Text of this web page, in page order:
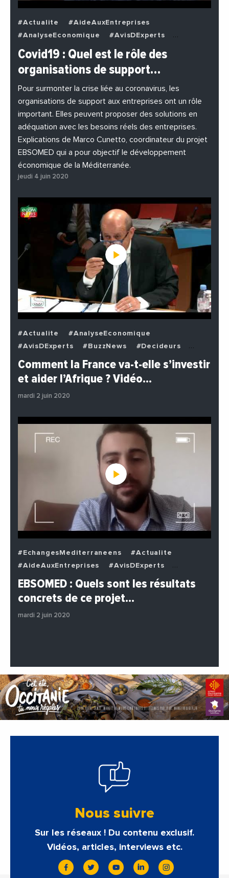
#Actualite
#AideAuxEntreprises
#AnalyseEconomique
#AvisDExperts
#BuzzNews
#Decideurs
#EchangesMediterraneens
#Economie
#EnDirectDe
#Entreprises
#Institutions
#PhotosEtVideos
Covid19 : Quel est le rôle des
organisations de support…
Pour surmonter la crise liée au coronavirus, les
organisations de support aux entreprises ont un rôle
important. Elles peuvent proposer des solutions en
adéquation avec les besoins réels des entreprises.
Explications de Marco Cunetto, coordinateur du projet
EBSOMED qui a pour objectif le développement
économique de la Méditerranée.
jeudi 4 juin 2020
#Actualite
#AnalyseEconomique
#AvisDExperts
#BuzzNews
#Decideurs
#EchangesMediterraneens
#Economie
#Politique
Comment la France va-t-elle s’investir
et aider l’Afrique ? Vidéo…
mardi 2 juin 2020
#EchangesMediterraneens
#Actualite
#AideAuxEntreprises
#AvisDExperts
#BuzzNews
#Decideurs
#Entreprises
#Institutions
EBSOMED : Quels sont les résultats
concrets de ce projet…
mardi 2 juin 2020
Nous suivre
Sur les réseaux ! Du contenu exclusif.
Vidéos, articles, interviews etc.